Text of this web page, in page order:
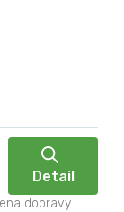
Detail
dopravy